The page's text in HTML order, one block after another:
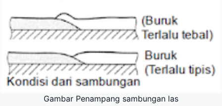
Gambar Penampang sambungan las